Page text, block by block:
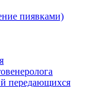
пиявками)
передающихся